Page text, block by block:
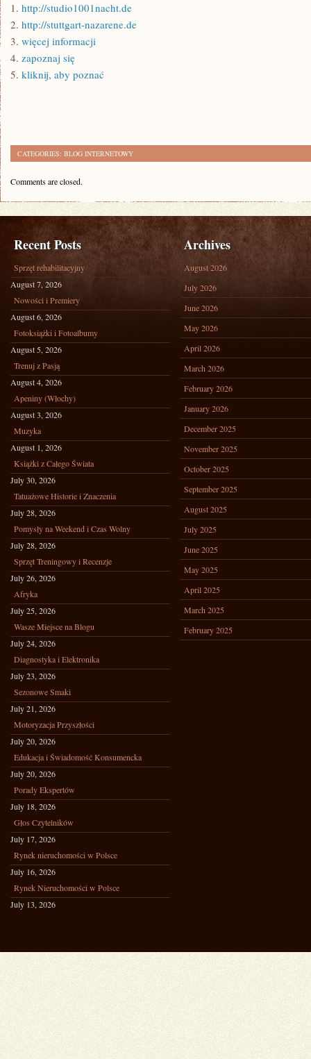
1. http://studio1001nacht.de
2. http://stuttgart-nazarene.de
3. więcej informacji
4. zapoznaj się
5. kliknij, aby poznać
CATEGORIES: BLOG INTERNETOWY
Comments are closed.
Recent Posts
Sprzęt rehabilitacyjny
August 7, 2026
Nowości i Premiery
August 6, 2026
Fotoksiążki i Fotoalbumy
August 5, 2026
Trenuj z Pasją
August 4, 2026
Apeniny (Włochy)
August 3, 2026
Muzyka
August 1, 2026
Książki z Całego Świata
July 30, 2026
Tatuażowe Historie i Znaczenia
July 28, 2026
Pomysły na Weekend i Czas Wolny
July 28, 2026
Sprzęt Treningowy i Recenzje
July 26, 2026
Afryka
July 25, 2026
Wasze Miejsce na Blogu
July 24, 2026
Diagnostyka i Elektronika
July 23, 2026
Sezonowe Smaki
July 21, 2026
Motoryzacja Przyszłości
July 20, 2026
Edukacja i Świadomość Konsumencka
July 20, 2026
Porady Ekspertów
July 18, 2026
Głos Czytelników
July 17, 2026
Rynek nieruchomości w Polsce
July 16, 2026
Rynek Nieruchomości w Polsce
July 13, 2026
Archives
August 2026
July 2026
June 2026
May 2026
April 2026
March 2026
February 2026
January 2026
December 2025
November 2025
October 2025
September 2025
August 2025
July 2025
June 2025
May 2025
April 2025
March 2025
February 2025